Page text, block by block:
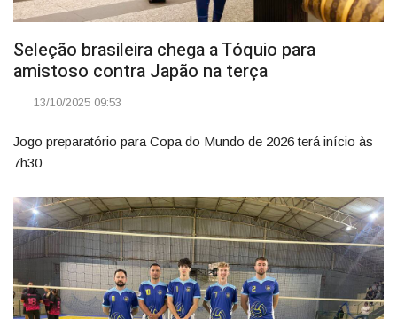
Seleção brasileira chega a Tóquio para
amistoso contra Japão na terça
13/10/2025 09:53
Jogo preparatório para Copa do Mundo de 2026 terá início às
7h30